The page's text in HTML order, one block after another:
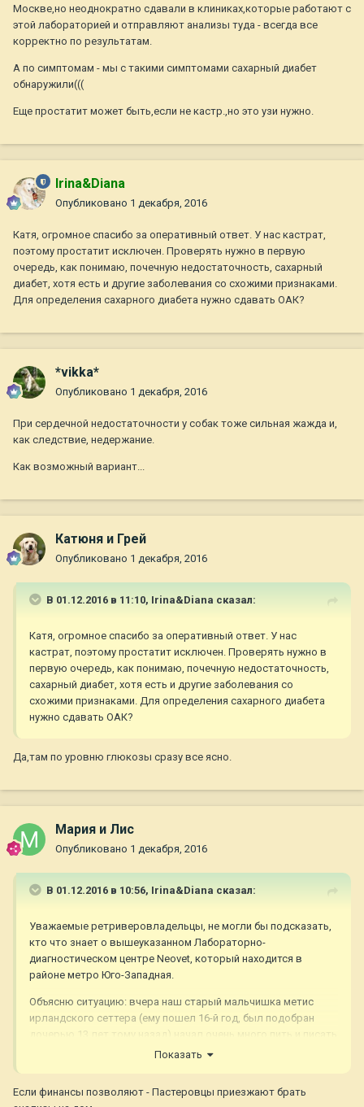
Москве,но неоднократно сдавали в клиниках,которые работают с
этой лабораторией и отправляют анализы туда - всегда все
корректно по результатам.
А по симптомам - мы с такими симптомами сахарный диабет
обнаружили(((
Еще простатит может быть,если не кастр.,но это узи нужно.
Irina&Diana
Опубликовано 1 декабря, 2016
Катя, огромное спасибо за оперативный ответ. У нас кастрат,
поэтому простатит исключен. Проверять нужно в первую
очередь, как понимаю, почечную недостаточность, сахарный
диабет, хотя есть и другие заболевания со схожими признаками.
Для определения сахарного диабета нужно сдавать ОАК?
*vikka*
Опубликовано 1 декабря, 2016
При сердечной недостаточности у собак тоже сильная жажда и,
как следствие, недержание.
Как возможный вариант...
Катюня и Грей
Опубликовано 1 декабря, 2016
В 01.12.2016 в 11:10, Irina&Diana сказал:
Катя, огромное спасибо за оперативный ответ. У нас
кастрат, поэтому простатит исключен. Проверять нужно в
первую очередь, как понимаю, почечную недостаточность,
сахарный диабет, хотя есть и другие заболевания со
схожими признаками. Для определения сахарного диабета
нужно сдавать ОАК?
Да,там по уровню глюкозы сразу все ясно.
Мария и Лис
Опубликовано 1 декабря, 2016
В 01.12.2016 в 10:56, Irina&Diana сказал:
Уважаемые ретриверовладельцы, не могли бы подсказать,
кто что знает о вышеуказанном Лабораторно-
диагностическом центре Neovet, который находится в
районе метро Юго-Западная.
Объясню ситуацию: вчера наш старый мальчишка метис
ирландского сеттера (ему пошел 16-й год, был подобран
дочерью 13 лет тому назад) начал очень много пить и писать
в квартире (просто огромные лужи), раньше такого не было,
чтобы проверить почки. Обычно сдаем анализы в Шанс-Био
Показать
Если финансы позволяют - Пастеровцы приезжают брать